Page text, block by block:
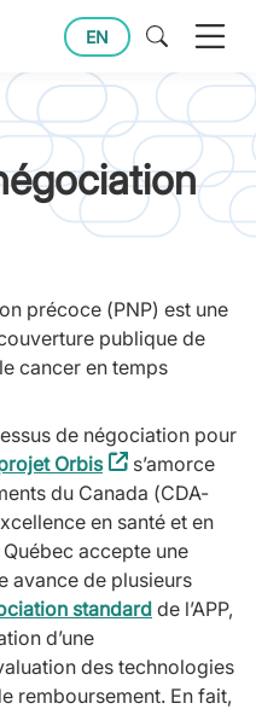
EN
précoce (PNP) est une
publique de
cancer en temps
de négociation pour
Orbis(external
link)
s’amorce
du Canada (CDA-
en santé et en
accepte une
avance de plusieurs
standard de l’APP,
d’une
des technologies
remboursement. En fait,